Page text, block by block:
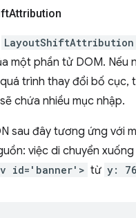
Attribution
LayoutShiftAttribution
một phần tử DOM. Nếu
trình thay đổi bố cục,
sẽ chứa nhiều mục nhập.
sau đây tương ứng với
việc di chuyển
id='banner'> từ y: 76